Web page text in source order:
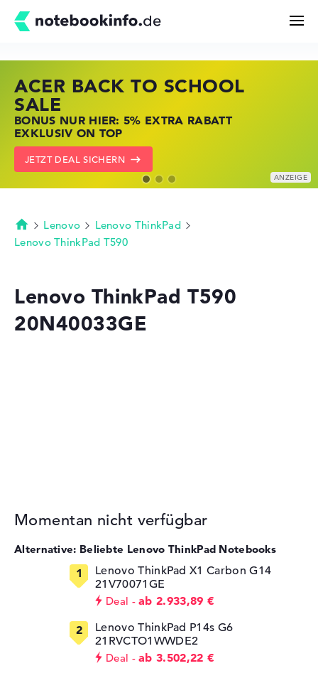
Kaufberatung
Technik & Wissen
Merkzettel
ACER BACK TO SCHOOL
SALE
BONUS NUR HIER: 5% EXTRA RABATT
EXKLUSIV ON TOP
JETZT DEAL SICHERN
HP STORE SSV DEALS
JETZT ZUGREIFEN: NOTEBOOKS BEI HP
KRÄFTIG REDUZIERT
ZU DEN HP ANGEBOTEN
LENOVO LAPTOP DEALS
NOTEBOOKS BEI LENOVO JETZT
KRÄFTIG REDUZIERT
LENOVO DEALS ZEIGEN
Startseite
Lenovo
Lenovo ThinkPad
Lenovo ThinkPad T590
Lenovo ThinkPad T590
20N40033GE
Momentan nicht verfügbar
Alternative: Beliebte Lenovo ThinkPad Notebooks
Lenovo ThinkPad X1 Carbon G14
21V70071GE
Deal
ab 2.933,89 €
Lenovo ThinkPad P14s G6
21RVCTO1WWDE2
Deal ab 3.502,22 €